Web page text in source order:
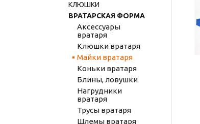
КЛЮШКИ
ВРАТАРСКАЯ ФОРМА
Аксессуары
вратаря
Клюшки вратаря
Майки вратаря
Коньки вратаря
Блины, ловушки
Нагрудники
вратаря
Трусы вратаря
Шлемы вратаря